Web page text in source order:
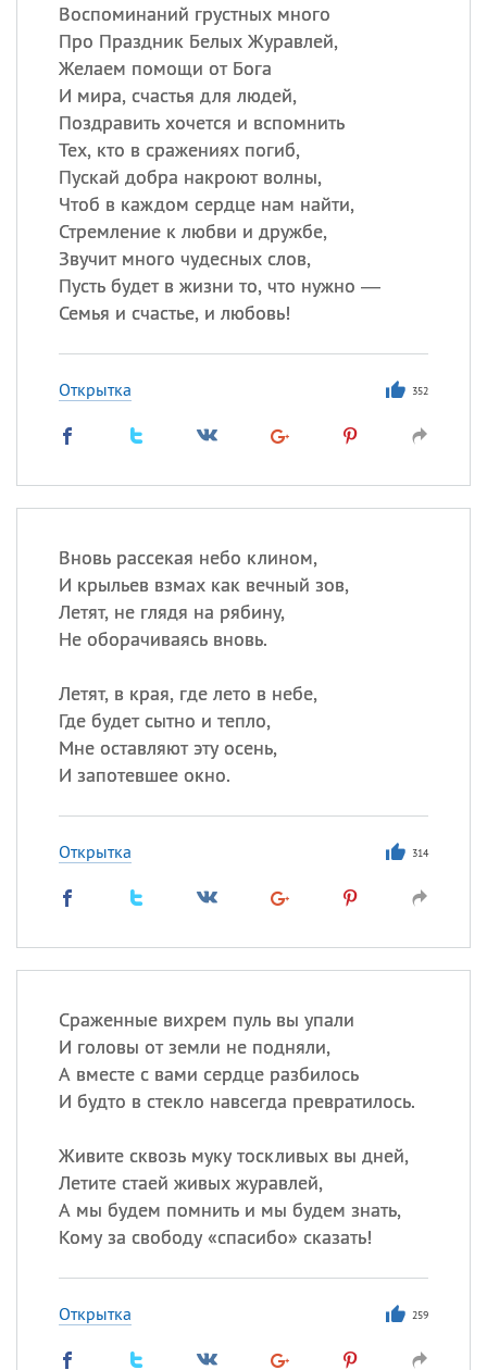
Воспоминаний грустных много
Про Праздник Белых Журавлей,
Желаем помощи от Бога
И мира, счастья для людей,
Поздравить хочется и вспомнить
Тех, кто в сражениях погиб,
Пускай добра накроют волны,
Чтоб в каждом сердце нам найти,
Стремление к любви и дружбе,
Звучит много чудесных слов,
Пусть будет в жизни то, что нужно —
Семья и счастье, и любовь!
Открытка 352
Вновь рассекая небо клином,
И крыльев взмах как вечный зов,
Летят, не глядя на рябину,
Не оборачиваясь вновь.
Летят, в края, где лето в небе,
Где будет сытно и тепло,
Мне оставляют эту осень,
И запотевшее окно.
Открытка 314
Сраженные вихрем пуль вы упали
И головы от земли не подняли,
А вместе с вами сердце разбилось
И будто в стекло навсегда превратилось.
Живите сквозь муку тоскливых вы дней,
Летите стаей живых журавлей,
А мы будем помнить и мы будем знать,
Кому за свободу «спасибо» сказать!
Открытка 259